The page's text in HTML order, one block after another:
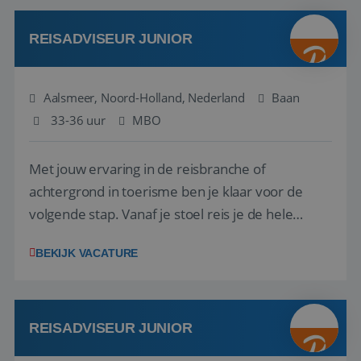
werken: of het nu gaat om vragen ...
REISADVISEUR JUNIOR
Aalsmeer, Noord-Holland, Nederland
Baan
33-36 uur
MBO
Met jouw ervaring in de reisbranche of
achtergrond in toerisme ben je klaar voor de
volgende stap. Vanaf je stoel reis je de hele
wensen van je team, je klant en wat er in de
klanten te overtuigen om die droomreis te
boeken! ...
BEKIJK VACATURE
REISADVISEUR JUNIOR